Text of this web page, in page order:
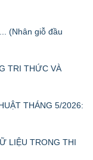
(Nhân giỗ đầu
TRI THỨC VÀ
THÁNG 5/2026:
LIỆU TRONG THI